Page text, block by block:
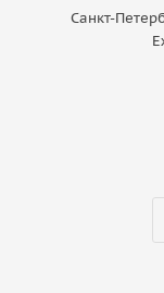
Санкт-